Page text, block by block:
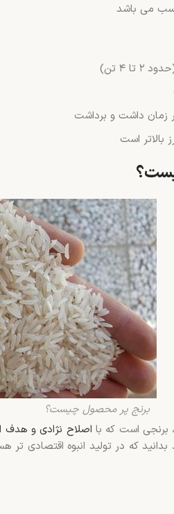
می باشد
۴ تن)
زمان داشت و برداشت
بالاتر است
برنج پر محصول چیست؟
برنجی است که با اصلاح نژادی و هدف
که در تولید انبوه اقتصادی تر